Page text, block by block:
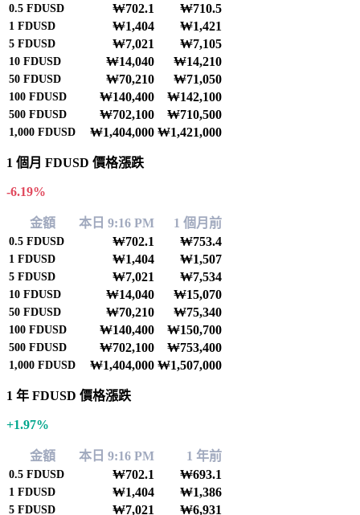
0.5 FDUSD ₩702.1 ₩710.5
1 FDUSD ₩1,404 ₩1,421
5 FDUSD ₩7,021 ₩7,105
10 FDUSD ₩14,040 ₩14,210
50 FDUSD ₩70,210 ₩71,050
100 FDUSD ₩140,400 ₩142,100
500 FDUSD ₩702,100 ₩710,500
1,000 FDUSD ₩1,404,000 ₩1,421,000
1 個月 FDUSD 價格漲跌
-6.19%
金額 本日 9:16 PM 1 個月前
0.5 FDUSD ₩702.1 ₩753.4
1 FDUSD ₩1,404 ₩1,507
5 FDUSD ₩7,021 ₩7,534
10 FDUSD ₩14,040 ₩15,070
50 FDUSD ₩70,210 ₩75,340
100 FDUSD ₩140,400 ₩150,700
500 FDUSD ₩702,100 ₩753,400
1,000 FDUSD ₩1,404,000 ₩1,507,000
1 年 FDUSD 價格漲跌
+1.97%
金額 本日 9:16 PM 1 年前
0.5 FDUSD ₩702.1 ₩693.1
1 FDUSD ₩1,404 ₩1,386
5 FDUSD ₩7,021 ₩6,931